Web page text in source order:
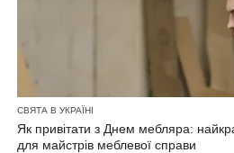
СВЯТА В УКРАЇНІ
Як привітати з Днем мебляра:
для майстрів меблевої справи